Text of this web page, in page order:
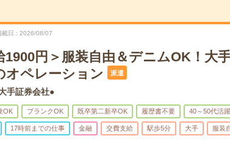
載日 2026/08/07
1900円＞服装自由＆デニムOK！大
オペレーション
派遣
手証券会社●
OK ブランクOK 既卒第二新卒OK 履歴書不要 40～50代活躍
17時前までの仕事 金融 交費支給 駅歩5分 大手 服装